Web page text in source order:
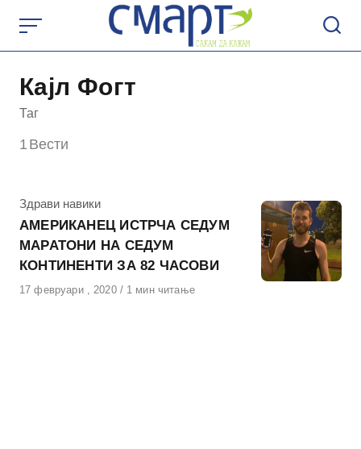
content
Кајл Фогт
Таг
1 Вести
КАтегорија
Здрави навики
АМЕРИКАНЕЦ ИСТРЧА СЕДУМ
МАРАТОНИ НА СЕДУМ
КОНТИНЕНТИ ЗА 82 ЧАСОВИ
Објавено
17 февруари , 2020 1 мин читање